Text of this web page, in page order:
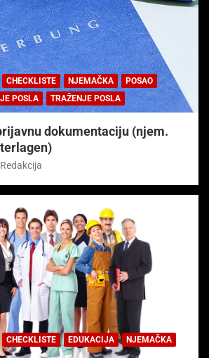
CHECKLISTE NJEMAČKA
POSAO
POSLA
TRAŽENJE POSLA
dokumentaciju (njem.
Redakcija
CHECKLISTE EDUKACIJA
NJEMAČKA